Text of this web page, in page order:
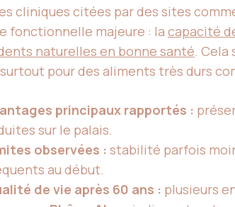
cliniques citées par des sites
fonctionnelle majeure : la capacité
naturelles en bonne santé. Cela
surtout pour des aliments très durs
principaux rapportés :
sur le palais.
observées : stabilité parfois
au début.
de vie après 60 ans : plusieurs